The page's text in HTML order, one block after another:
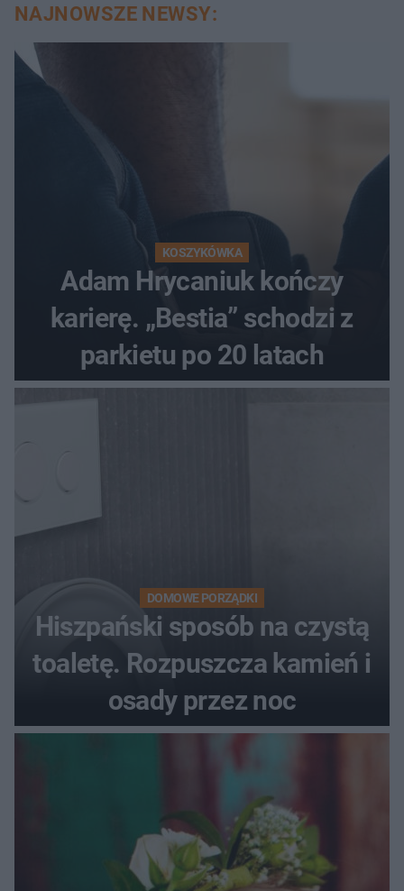
NAJNOWSZE NEWSY:
KOSZYKÓWKA
Adam Hrycaniuk kończy
karierę. „Bestia” schodzi z
parkietu po 20 latach
DOMOWE PORZĄDKI
Hiszpański sposób na czystą
toaletę. Rozpuszcza kamień i
osady przez noc